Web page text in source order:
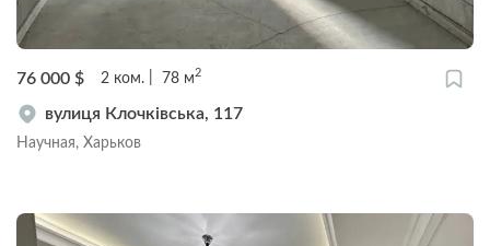
76 000 $ 2 ком. 78 м2
вулиця Клочківська, 117
Научная, Харьков